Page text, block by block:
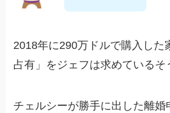
2018年に290万ドルで購入した
占有」をジェフは求めているそ
チェルシーが勝手に出した離婚